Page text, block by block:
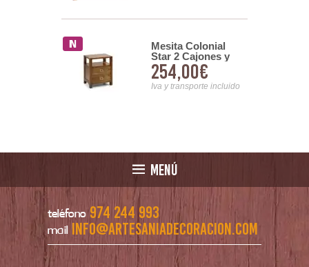
Mesita Colonial
Star 2 Cajones y
Estante
254,00€
Iva y transporte incluido
MENÚ
teléfono 974 244 993
mail info@artesaniadecoracion.com